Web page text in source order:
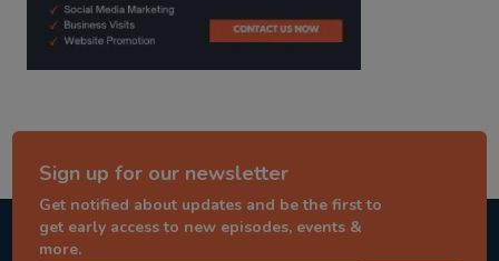
Sign up for our newsletter
Get notified about updates and be the first to
get early access to new episodes, events &
more.